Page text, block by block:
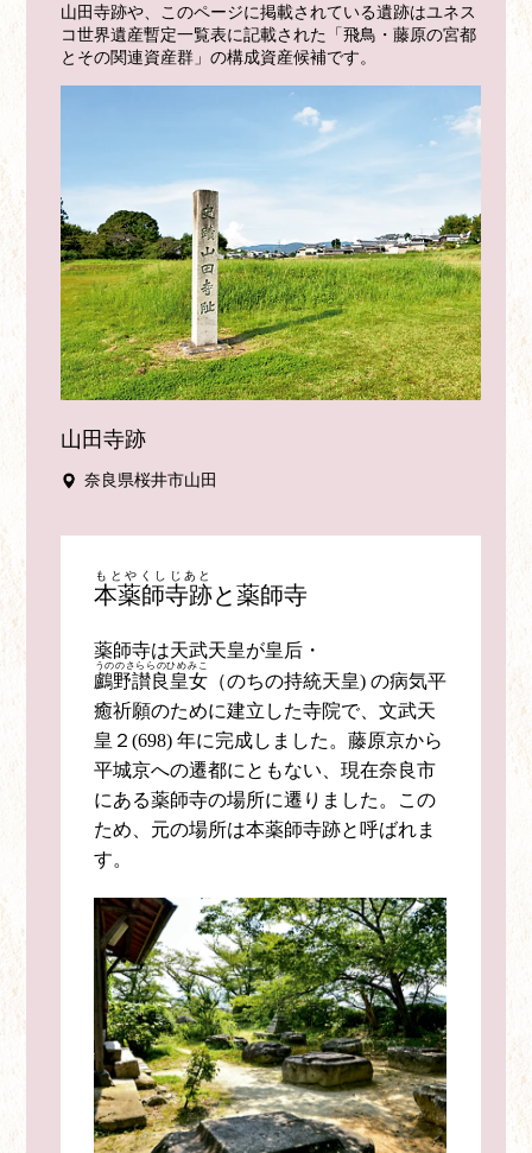
山田寺跡や、このページに掲載されている遺跡はユネス
コ世界遺産暫定一覧表に記載された「飛鳥・藤原の宮都
とその関連資産群」の構成資産候補です。
山田寺跡
奈良県桜井市山田
本薬師寺跡
もとやくしじあと
と薬師寺
薬師寺は天武天皇が皇后・
鸕野讃良皇女
うののさららのひめみこ
（のちの持統天皇) の病気平
癒祈願のために建立した寺院で、文武天
皇２(698) 年に完成しました。藤原京から
平城京への遷都にともない、現在奈良市
にある薬師寺の場所に遷りました。この
ため、元の場所は本薬師寺跡と呼ばれま
す。